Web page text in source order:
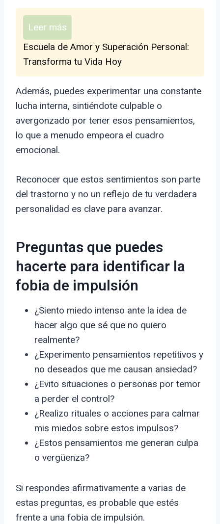
Leer más
Escuela de Amor y Superación Personal:
Transforma tu Vida Hoy
Además, puedes experimentar una constante
lucha interna, sintiéndote culpable o
avergonzado por tener esos pensamientos,
lo que a menudo empeora el cuadro
emocional.
Reconocer que estos sentimientos son parte
del trastorno y no un reflejo de tu verdadera
personalidad es clave para avanzar.
Preguntas que puedes
hacerte para identificar la
fobia de impulsión
¿Siento miedo intenso ante la idea de
hacer algo que sé que no quiero
realmente?
¿Experimento pensamientos repetitivos y
no deseados que me causan ansiedad?
¿Evito situaciones o personas por temor
a perder el control?
¿Realizo rituales o acciones para calmar
mis miedos sobre estos impulsos?
¿Estos pensamientos me generan culpa
o vergüenza?
Si respondes afirmativamente a varias de
estas preguntas, es probable que estés
frente a una fobia de impulsión.